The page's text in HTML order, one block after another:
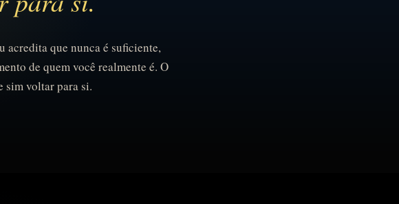
acredita que nunca é suficiente,
de quem você realmente é. O
sim voltar para si.